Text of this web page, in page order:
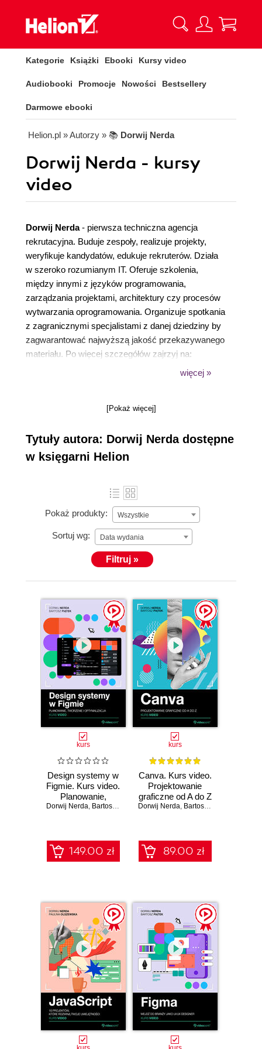
Kategorie Książki Ebooki Kursy video
Audiobooki Promocje Nowości Bestsellery
Darmowe ebooki
Helion.pl » Autorzy » 📚 Dorwij Nerda
Dorwij Nerda - kursy
video
Dorwij Nerda- pierwsza techniczna agencja
rekrutacyjna. Buduje zespoły, realizuje projekty,
weryfikuje kandydatów, edukuje rekruterów. Działa
w szeroko rozumianym IT. Oferuje szkolenia,
między innymi z języków programowania,
zarządzania projektami, architektury czy procesów
wytwarzania oprogramowania. Organizuje spotkania
z zagranicznymi specjalistami z danej dziedziny by
zagwarantować najwyższą jakość przekazywanego
materiału. Po więcej szczegółów zajrzyj na:
więcej »
[Pokaż więcej]
Tytuły autora: Dorwij Nerda dostępne
w księgarni Helion
Pokaż produkty: Wszystkie
Sortuj wg: Data wydania
Filtruj »
kurs
Design systemy w
Figmie. Kurs video.
Planowanie,
tworzenie i
Dorwij Nerda, Bartosz Piątek
149.00 zł
kurs
Canva. Kurs video.
Projektowanie
graficzne od A do Z
Dorwij Nerda, Bartosz Piątek
89.00 zł